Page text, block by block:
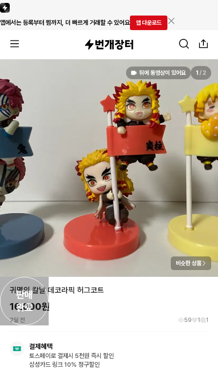
앱에서는 등록부터 찜까지, 더 빠르게 거래할 수 있어요 앱 다운로드
판매
완료
뒤에 동영상이 있어요 1 / 2
비슷한 상품
귀멸의 칼날 데코라픽 허그코트
16,000원
2달 전 59 1 1
결제혜택
토스페이로 결제시 5천원 즉시 할인
삼성카드 링크 10% 청구할인